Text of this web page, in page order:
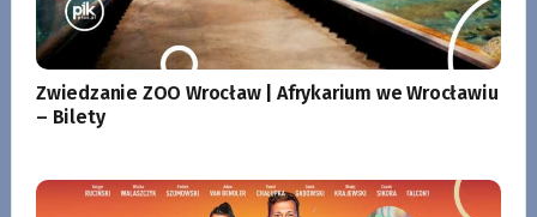
Zwiedzanie ZOO Wrocław | Afrykarium we Wrocławiu
– Bilety